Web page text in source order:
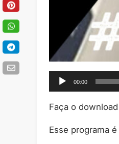
Tocador
de
áudio
00:00
Faça o
Esse programa